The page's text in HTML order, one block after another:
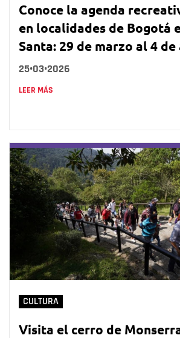
Conoce la agenda
en localidades de Bogotá
Santa: 29 de marzo al 4
25•03•2026
LEER MÁS
CULTURA
Visita el cerro de